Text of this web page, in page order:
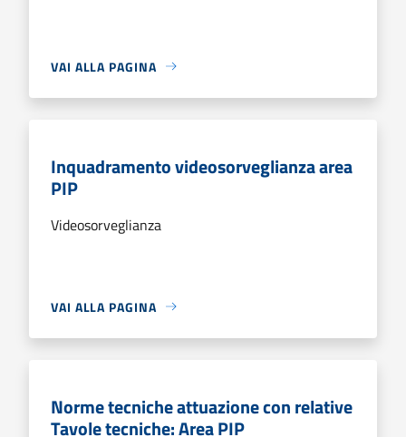
VAI ALLA PAGINA
Inquadramento videosorveglianza area
PIP
Videosorveglianza
VAI ALLA PAGINA
Norme tecniche attuazione con relative
Tavole tecniche: Area PIP